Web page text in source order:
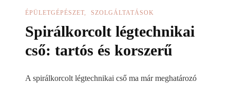
ÉPÜLETGÉPÉSZET SZOLGÁLTATÁSOK
Spirálkorcolt légtechnikai
cső: tartós és korszerű
A spirálkorcolt légtechnikai cső ma már meghatározó